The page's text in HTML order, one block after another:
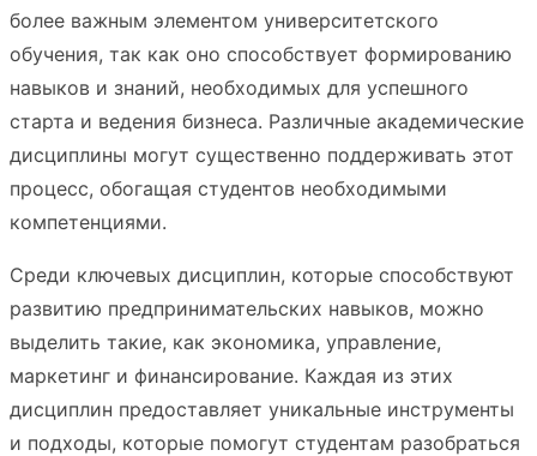
более важным элементом университетского
обучения, так как оно способствует формированию
навыков и знаний, необходимых для успешного
старта и ведения бизнеса. Различные академические
дисциплины могут существенно поддерживать этот
процесс, обогащая студентов необходимыми
компетенциями.
Среди ключевых дисциплин, которые способствуют
развитию предпринимательских навыков, можно
выделить такие, как экономика, управление,
маркетинг и финансирование. Каждая из этих
дисциплин предоставляет уникальные инструменты
и подходы, которые помогут студентам разобраться